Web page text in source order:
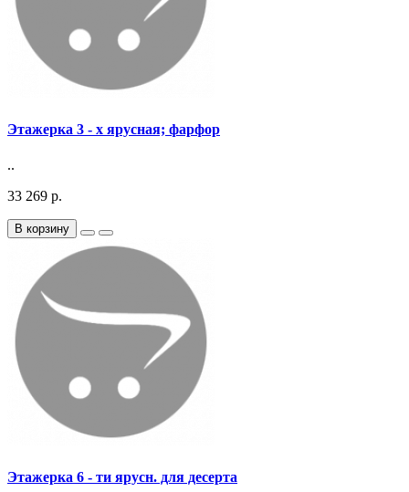
Этажерка 3 - х ярусная; фарфор
..
33 269 р.
В корзину
Этажерка 6 - ти ярусн. для десерта